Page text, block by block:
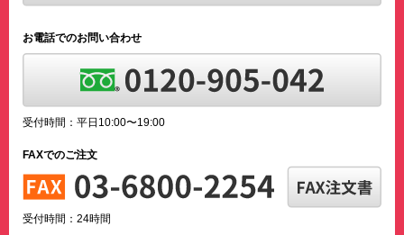
お電話でのお問い合わせ
受付時間：平日10:00〜19:00
FAXでのご注文
受付時間：24時間